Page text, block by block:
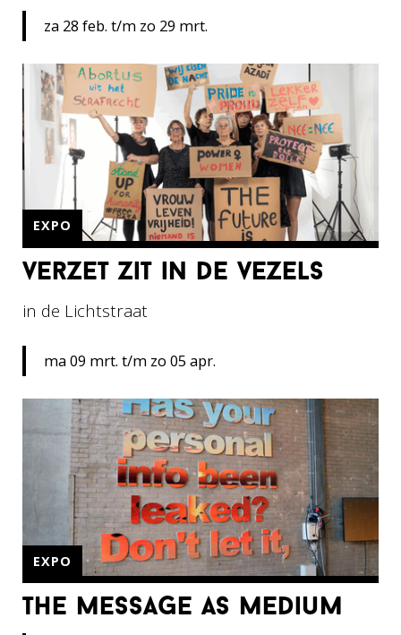
za 28 feb. t/m zo 29 mrt.
verzet zit in de vezels
EXPO
in de Lichtstraat
ma 09 mrt. t/m zo 05 apr.
the message as medium
EXPO